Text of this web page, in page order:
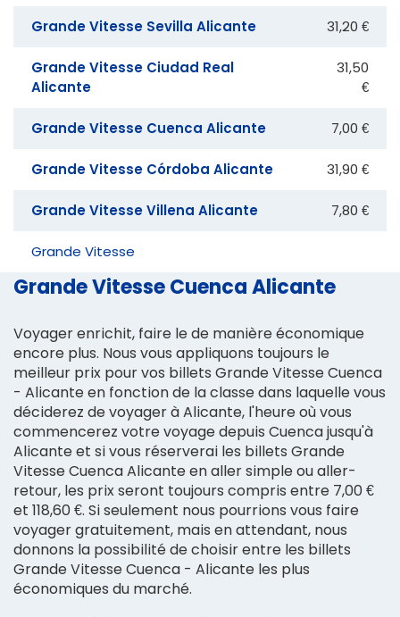
Grande Vitesse Sevilla Alicante 31,20 €
Grande Vitesse Ciudad Real
Alicante
31,50
€
Grande Vitesse Cuenca Alicante 7,00 €
Grande Vitesse Córdoba Alicante 31,90 €
Grande Vitesse Villena Alicante 7,80 €
Grande Vitesse
Grande Vitesse Cuenca Alicante
Voyager enrichit, faire le de manière économique
encore plus. Nous vous appliquons toujours le
meilleur prix pour vos billets Grande Vitesse Cuenca
- Alicante en fonction de la classe dans laquelle vous
déciderez de voyager à Alicante, l'heure où vous
commencerez votre voyage depuis Cuenca jusqu'à
Alicante et si vous réserverai les billets Grande
Vitesse Cuenca Alicante en aller simple ou aller-
retour, les prix seront toujours compris entre 7,00 €
et 118,60 €. Si seulement nous pourrions vous faire
voyager gratuitement, mais en attendant, nous
donnons la possibilité de choisir entre les billets
Grande Vitesse Cuenca - Alicante les plus
économiques du marché.